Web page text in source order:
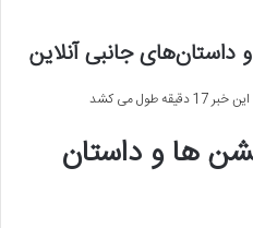
جانبی آنلاین
طول می کشد
ها و داستان